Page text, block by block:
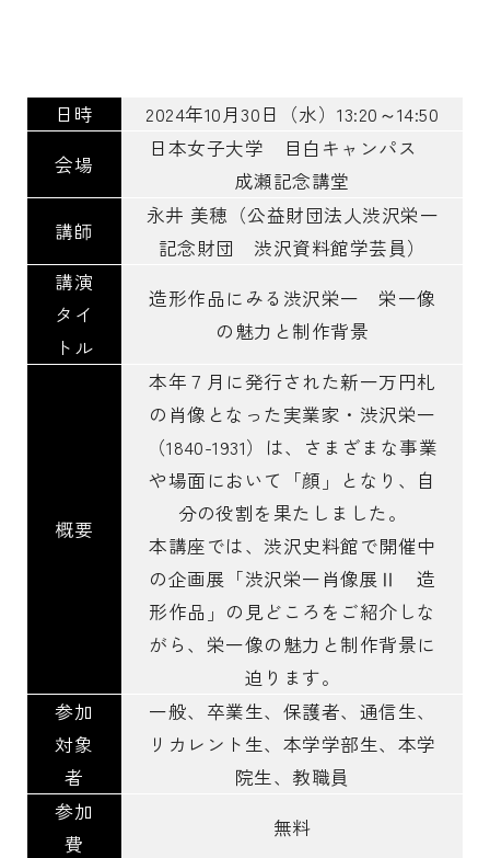
学校法人日本女子大学
附属豊明幼稚園
附属高等学校
日本女子大学通信教育課程
附属機関等
日時
2024年10月30日（水）13:20～14:50
会場
日本女子大学 目白キャンパス
成瀬記念講堂
講師
永井 美穂（公益財団法人渋沢栄一
記念財団 渋沢資料館学芸員）
講演
タイ
トル
造形作品にみる渋沢栄一 栄一像
の魅力と制作背景
概要
本年７月に発行された新一万円札
の肖像となった実業家・渋沢栄一
（1840-1931）は、さまざまな事業
や場面において「顔」となり、自
分の役割を果たしました。
本講座では、渋沢史料館で開催中
の企画展「渋沢栄一肖像展Ⅱ 造
形作品」の見どころをご紹介しな
がら、栄一像の魅力と制作背景に
迫ります。
参加
対象
者
一般、卒業生、保護者、通信生、
リカレント生、本学学部生、本学
院生、教職員
参加
費
無料